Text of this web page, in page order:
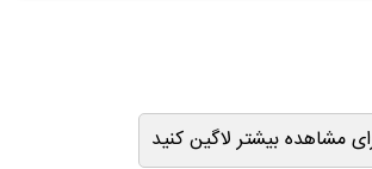
مشاهده بیشتر لاگین کنید